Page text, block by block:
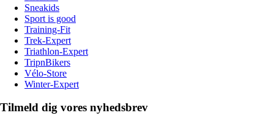
Sneakids
Sport is good
Training-Fit
Trek-Expert
Triathlon-Expert
TripnBikers
Vélo-Store
Winter-Expert
Tilmeld dig vores nyhedsbrev